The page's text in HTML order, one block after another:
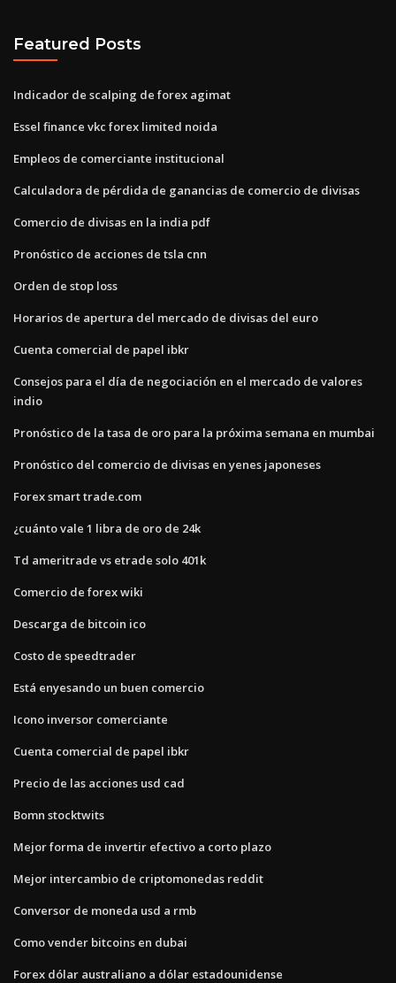
Featured Posts
Indicador de scalping de forex agimat
Essel finance vkc forex limited noida
Empleos de comerciante institucional
Calculadora de pérdida de ganancias de comercio de divisas
Comercio de divisas en la india pdf
Pronóstico de acciones de tsla cnn
Orden de stop loss
Horarios de apertura del mercado de divisas del euro
Cuenta comercial de papel ibkr
Consejos para el día de negociación en el mercado de valores
indio
Pronóstico de la tasa de oro para la próxima semana en mumbai
Pronóstico del comercio de divisas en yenes japoneses
Forex smart trade.com
¿cuánto vale 1 libra de oro de 24k
Td ameritrade vs etrade solo 401k
Comercio de forex wiki
Descarga de bitcoin ico
Costo de speedtrader
Está enyesando un buen comercio
Icono inversor comerciante
Cuenta comercial de papel ibkr
Precio de las acciones usd cad
Bomn stocktwits
Mejor forma de invertir efectivo a corto plazo
Mejor intercambio de criptomonedas reddit
Conversor de moneda usd a rmb
Como vender bitcoins en dubai
Forex dólar australiano a dólar estadounidense